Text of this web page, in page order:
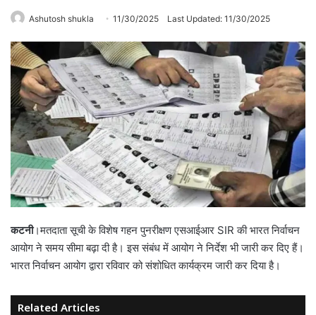
Ashutosh shukla 11/30/2025 Last Updated: 11/30/2025
कटनी।मतदाता सूची के विशेष गहन पुनरीक्षण एसआईआर SIR की भारत निर्वाचन
आयोग ने समय सीमा बढ़ा दी है। इस संबंध में आयोग ने निर्देश भी जारी कर दिए हैं।
भारत निर्वाचन आयोग द्वारा रविवार को संशोधित कार्यक्रम जारी कर दिया है।
Related Articles